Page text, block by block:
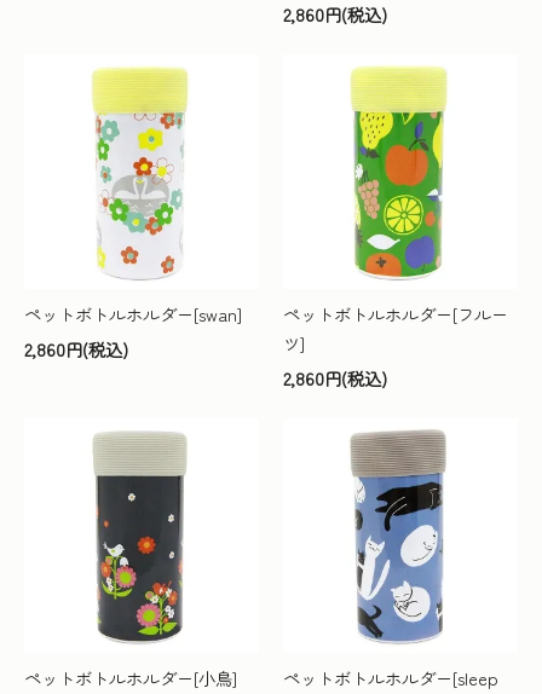
2,860円(税込)
ペットボトルホルダー[swan]
2,860円(税込)
ペットボトルホルダー[フルー
ツ]
2,860円(税込)
ペットボトルホルダー[小鳥] ペットボトルホルダー[sleep